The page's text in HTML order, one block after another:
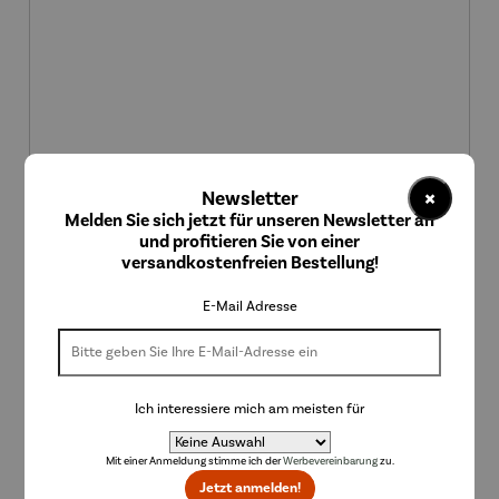
Klappbares Allzweckmesser
Regulärer Preis:
×
Newsletter
Melden Sie sich jetzt für unseren Newsletter an
und profitieren Sie von einer
versandkostenfreien Bestellung!
E-Mail Adresse
Ich interessiere mich am meisten für
Mit einer Anmeldung stimme ich derWerbevereinbarungzu.
Jetzt anmelden!